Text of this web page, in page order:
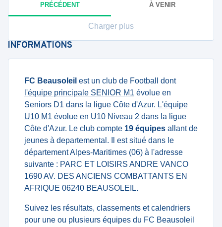
PRÉCÉDENT À VENIR
Charger plus
INFORMATIONS
FC Beausoleil est un club de Football dont
l'équipe principale SENIOR M1 évolue en
Seniors D1 dans la ligue Côte d'Azur. L'équipe
U10 M1 évolue en U10 Niveau 2 dans la ligue
Côte d'Azur. Le club compte 19 équipes allant de
jeunes à departemental. Il est situé dans le
département Alpes-Maritimes (06) à l'adresse
suivante : PARC ET LOISIRS ANDRE VANCO
1690 AV. DES ANCIENS COMBATTANTS EN
AFRIQUE 06240 BEAUSOLEIL.
Suivez les résultats, classements et calendriers
pour une ou plusieurs équipes du FC Beausoleil